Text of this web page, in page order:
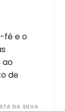
fé e o
ao
de
DA SILVA